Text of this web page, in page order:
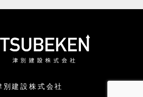
別建設株式会社